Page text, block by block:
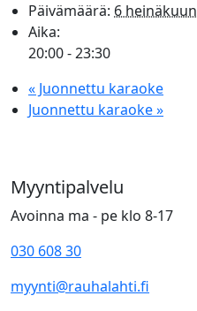
Päivämäärä: 6 heinäkuun
Aika:
20:00 - 23:30
« Juonnettu karaoke
Juonnettu karaoke»
Myyntipalvelu
Avoinna ma - pe klo 8-17
030 608 30
myynti@rauhalahti.fi